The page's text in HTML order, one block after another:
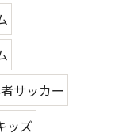
サッカー
ッズ